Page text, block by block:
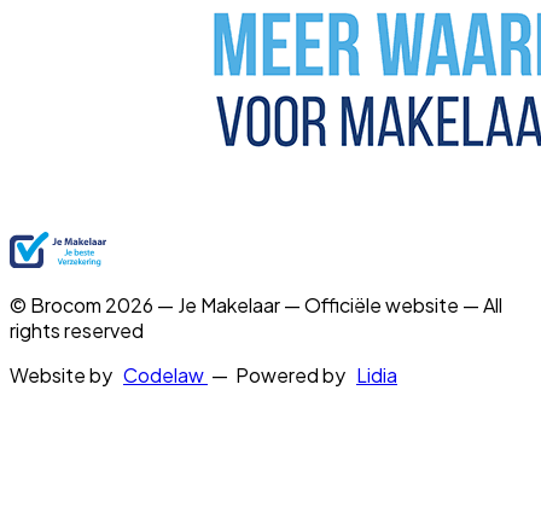
© Brocom 2026 — Je Makelaar — Officiële website — All
rights reserved
Website by Codelaw — Powered by Lidia